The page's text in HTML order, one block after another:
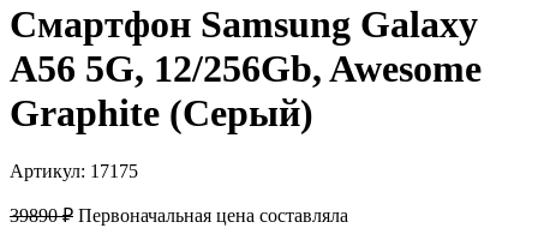
Смартфон Samsung Galaxy
A56 5G, 12/256Gb, Awesome
Graphite (Серый)
Артикул: 17175
39890₽ Первоначальная цена составляла